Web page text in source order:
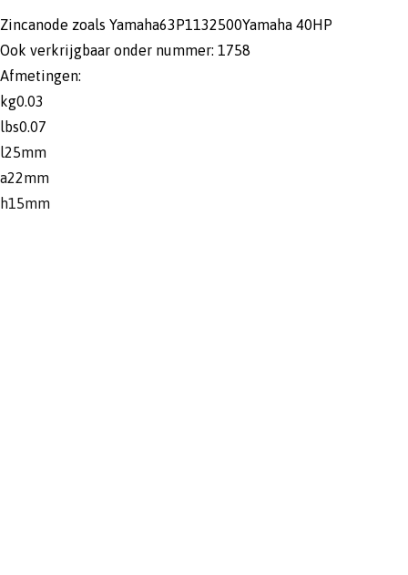
Zincanode zoals Yamaha63P1132500Yamaha 40HP
Ook verkrijgbaar onder nummer: 1758
Afmetingen:
kg0.03
lbs0.07
l25mm
a22mm
h15mm